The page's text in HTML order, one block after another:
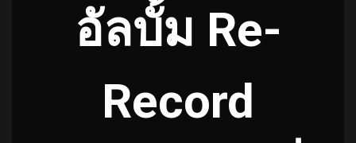
อัลบั้ม Re-
Record